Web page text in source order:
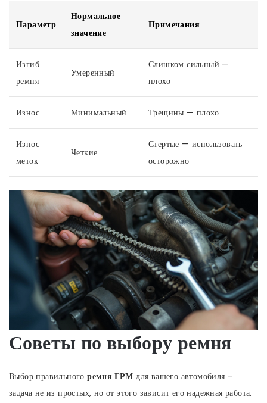
Параметр
Нормальное
значение
Примечания
Изгиб
ремня
Умеренный
Слишком сильный —
плохо
Износ Минимальный Трещины — плохо
Износ
меток
Четкие
Стертые — использовать
осторожно
Советы по выбору ремня
Выбор правильногоремня ГРМ для вашего автомобиля –
задача не из простых, но от этого зависит его надежная работа.